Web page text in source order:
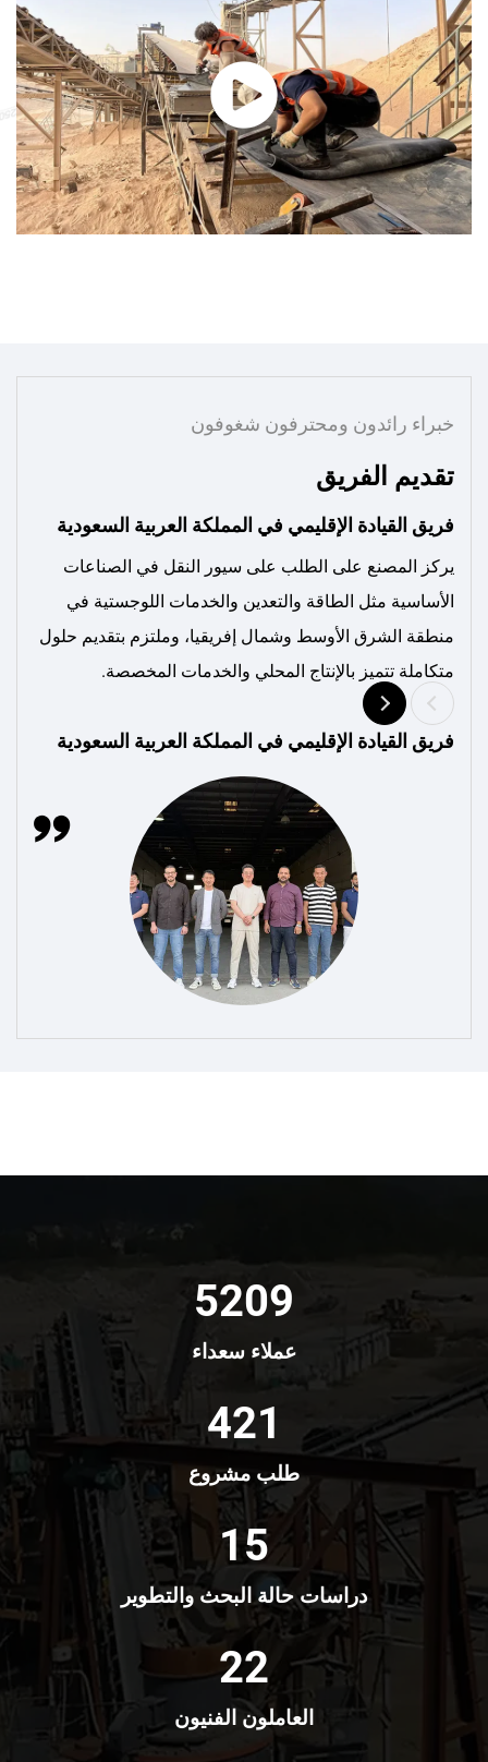
ومحترفون شغوفون
الإقليمي في المملكة العربية السعودية
على الطلب على سيور النقل في الصناعات
مثل الطاقة والتعدين والخدمات اللوجستية في
الأوسط وشمال إفريقيا، وملتزم بتقديم حلول
بالإنتاج المحلي والخدمات المخصصة.
الإقليمي في المملكة العربية السعودية
البحث
لقد عمل
مشاريع
البحث
5209
عملاء سعداء
421
طلب مشروع
15
دراسات حالة البحث والتطوير
22
العاملون الفنيون